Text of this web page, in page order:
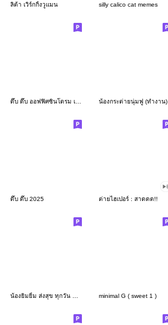
ลิต้า เวิร์กกิ้งวูแมน silly calico cat memes
ดึ๊บ ดึ๊บ ออฟฟิศซินโดรม เก้า น้องกระต่ายนุ่มฟู (ทำงาน)
ดึ๊บ ดึ๊บ 2025 ต่ายไฮเปอร์ : สาดดด!!
minimal G ( sweet 1 )